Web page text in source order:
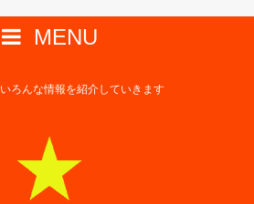
MENU
ろんな情報を紹介していきます